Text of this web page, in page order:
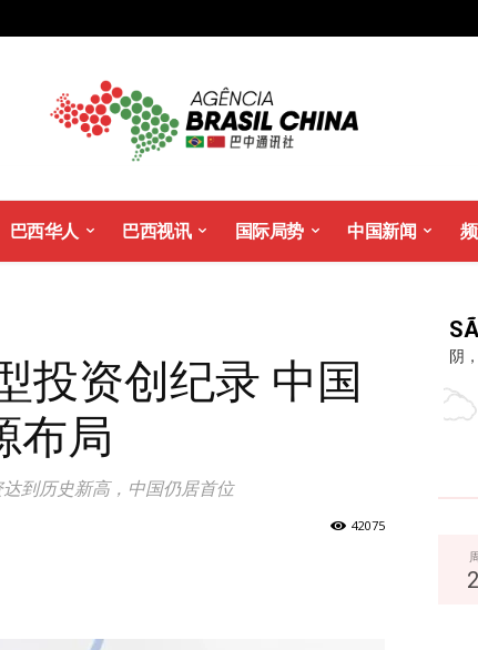
巴西华人 巴西视讯 国际局势 中国新闻
投资创纪录 中国
布局
到历史新高，中国仍居首位
42075
阴